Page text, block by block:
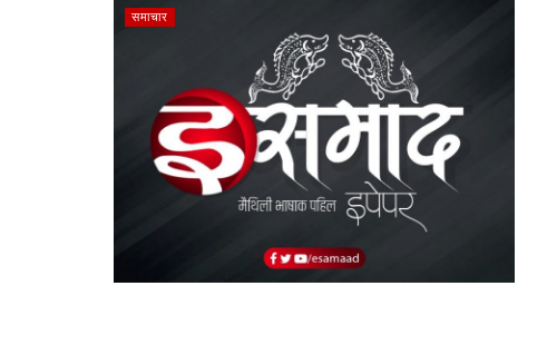
समाचार